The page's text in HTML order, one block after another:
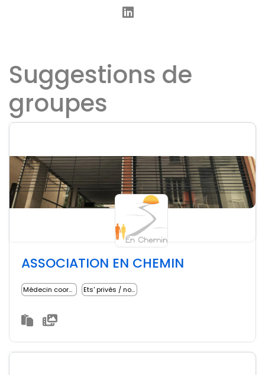
Suggestions de
groupes
ASSOCIATION EN CHEMIN
Médecin coordonnateur Ets' privés / non lucratifs